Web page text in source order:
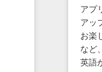
アプ
アッ
お楽
など、
英語